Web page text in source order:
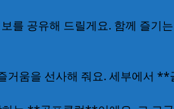
공유해 드릴게요. 함께 즐
움을 선사해 줘요. 세부에서